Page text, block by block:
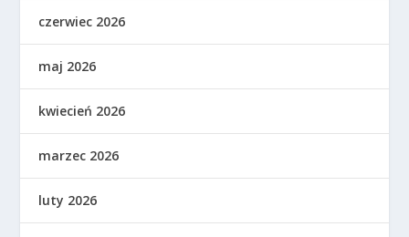
czerwiec 2026
maj 2026
kwiecień 2026
marzec 2026
luty 2026